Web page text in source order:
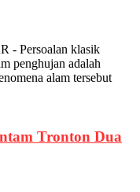
- Persoalan klasik
penghujan adalah
alam tersebut
Tronton Dua